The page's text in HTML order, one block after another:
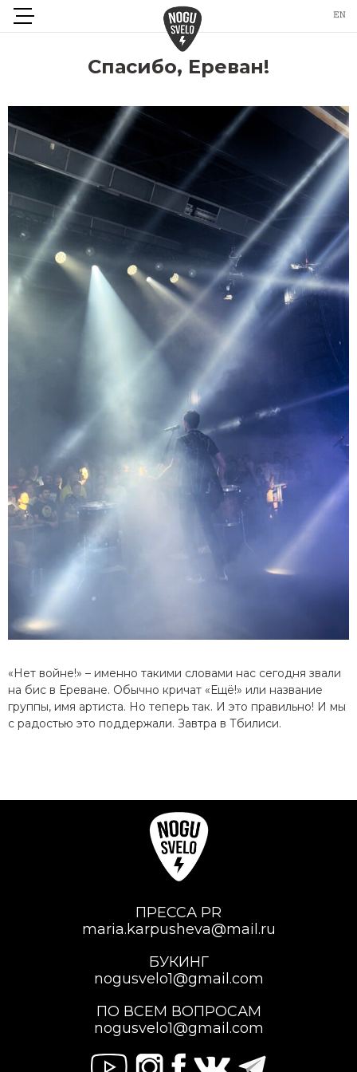
Спасибо, Ереван!
«Нет войне!» – именно такими словами нас сегодня звали
на бис в Ереване. Обычно кричат «Ещё!» или название
группы, имя артиста. Но теперь так. И это правильно! И мы
с радостью это поддержали. Завтра в Тбилиси.
ПРЕССА PR
maria.karpusheva@mail.ru
БУКИНГ
nogusvelo1@gmail.com
ПО ВСЕМ ВОПРОСАМ
nogusvelo1@gmail.com